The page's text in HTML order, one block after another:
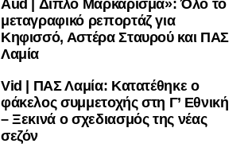
Aud | Διπλό Μαρκάρισμα»: Όλο το
μεταγραφικό ρεπορτάζ για
Κηφισσό, Αστέρα Σταυρού και ΠΑΣ
Λαμία
Vid | ΠΑΣ Λαμία: Κατατέθηκε ο
φάκελος συμμετοχής στη Γ’ Εθνική
– Ξεκινά ο σχεδιασμός της νέας
σεζόν